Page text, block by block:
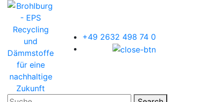
+49 2632 498 74 0